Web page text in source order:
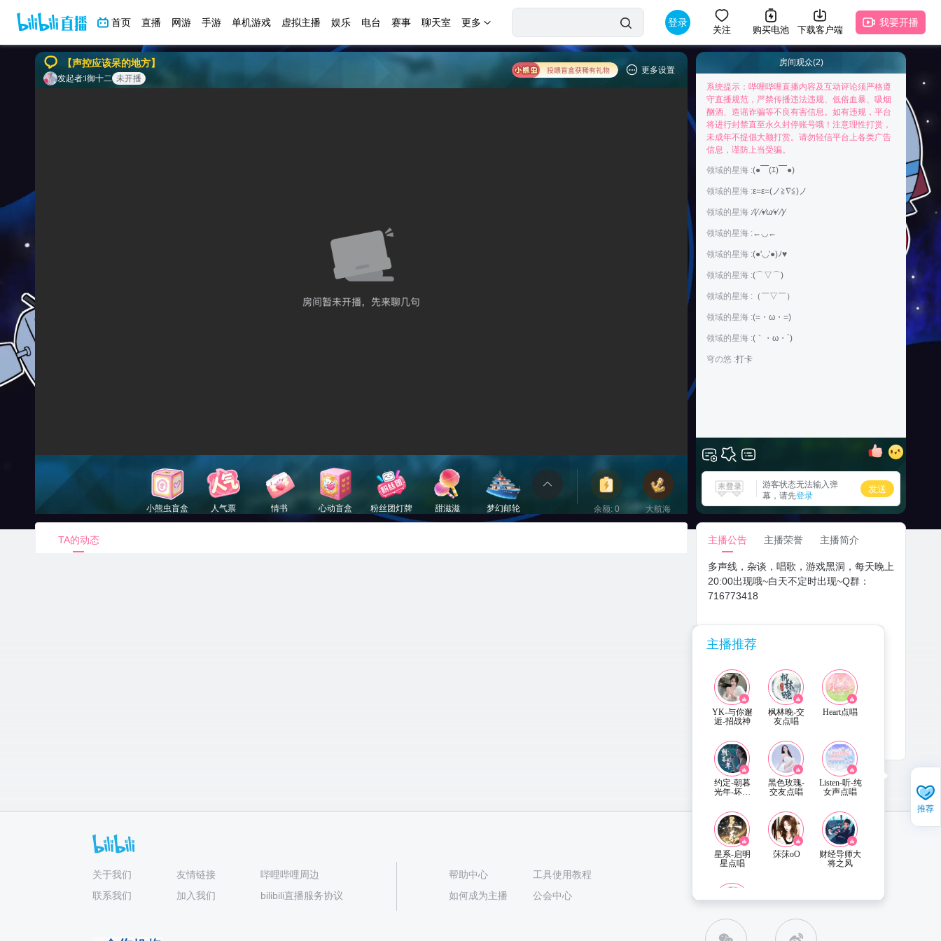
首页 直播 网游 手游 单机游戏 虚拟主播 娱乐 电台 赛事 聊天室 更多 登录
关注 购买电池 下载客户端
我要开播
【声控应该呆的地方】
发起者:i御十二 未开播
更多设置
小熊虫盲盒
90电池
人气票
1电池
情书
52电池
心动盲盒
150电池
粉丝团灯牌
1电池
甜滋滋
50电池
梦幻邮轮
3000电池
包裹
余额: 0
立即充值
大航海
立即上船
房间观众(2)
快来抢占前排为主播打Call吧
系统提示：哔哩哔哩直播内容及互动评论须严格遵
守直播规范，严禁传播违法违规、低俗血暴、吸烟
酗酒、造谣诈骗等不良有害信息。如有违规，平台
将进行封禁直至永久封停账号哦！注意理性打赏，
未成年不提倡大额打赏。请勿轻信平台上各类广告
信息，谨防上当受骗。
领域的星海 :(●￣(ｴ)￣●)
领域的星海 :ε=ε=(ノ≧∇≦)ノ
领域的星海 :⁄(⁄ ⁄•⁄ω⁄•⁄ ⁄)⁄
领域的星海 : ←◡←
领域的星海 :(●'◡'●)ﾉ♥
领域的星海 :(⌒▽⌒)
领域的星海 : （￣▽￣）
领域的星海 :(=・ω・=)
领域的星海 :(｀・ω・´)
穹の悠 :打卡
游客状态无法输入弹
幕，请先登录
发送
TA的动态 主播公告 主播荣誉 主播简介
多声线，杂谈，唱歌，游戏黑洞，每天晚上
20:00出现哦~白天不定时出现~Q群：
716773418
1-30更新
推荐
主播推荐
YK-与你邂
逅-招战神
枫林晚-交
友点唱
Heart点唱
约定-朝暮
光年-坏男
黑色玫瑰-
交友点唱
Listen-听-纯
女声点唱
星系-启明
星点唱
莯莯oO
财经导师大
将之风
青栀老师
直播姬APP 下载
关于我们 友情链接
哔哩哔哩周边
联系我们
加入我们 bilibili直播服务协议
帮助中心
工具使用教程
如何成为主播
公会中心